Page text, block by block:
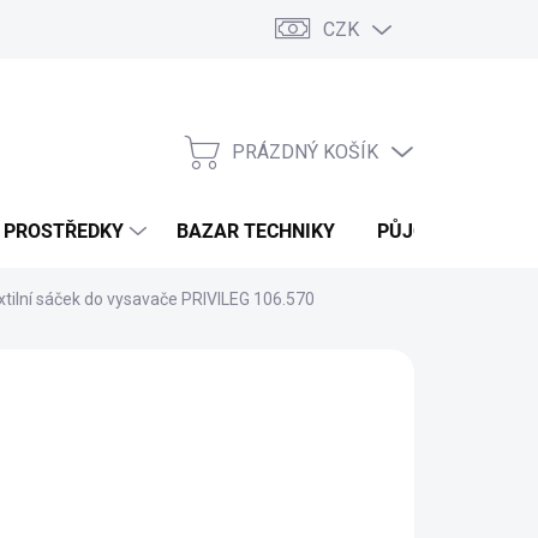
CZK
NÁKUPNÍ
PRÁZDNÝ KOŠÍK
BAZAR TECHNIKY PŮJČOVNA
sáček do vysavače PRIVILEG 106.570